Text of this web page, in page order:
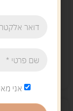
34.00 ש"ח
הוספה לסל
אני